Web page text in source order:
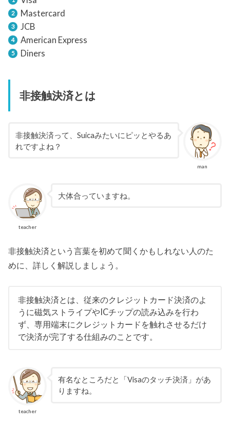
Mastercard
JCB
American Express
Diners
非接触決済とは
man
非接触決済って、Suicaみたいにピッとやるあ
れですよね？
teacher
大体合っていますね。
非接触決済という言葉を初めて聞くかもしれない人のた
めに、詳しく解説しましょう。
非接触決済とは、従来のクレジットカード決済のよ
うに磁気ストライプやICチップの読み込みを行わ
ず、専用端末にクレジットカードを触れさせるだけ
で決済が完了する仕組みのことです。
teacher
有名なところだと「Visaのタッチ決済」があ
りますね。